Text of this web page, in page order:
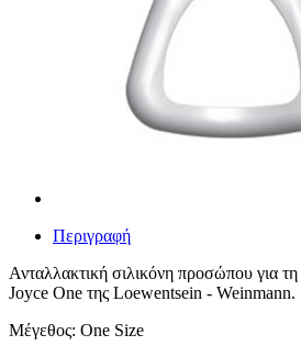
Περιγραφή
Ανταλλακτική σιλικόνη προσώπου για
Joyce One της Loewentsein - Weinmann.
Μέγεθος: One Size